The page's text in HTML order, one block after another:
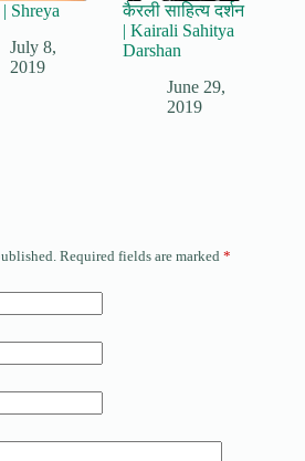
Shreya
July 8,
2019
कैरली साहित्य दर्शन
| Kairali Sahitya
Darshan
June 29,
2019
Required fields are marked *